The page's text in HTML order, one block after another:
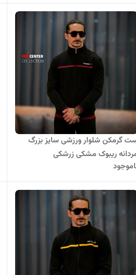
گرمکن شلوار ورزشی سایز بزرگ
ریبوک مشکی زرشکی